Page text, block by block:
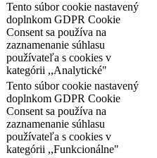
Tento súbor cookie nastavený
doplnkom GDPR Cookie
Consent sa používa na
zaznamenanie súhlasu
používateľa s cookies v
kategórii ,,Analytické"
Tento súbor cookie nastavený
doplnkom GDPR Cookie
Consent sa používa na
zaznamenanie súhlasu
používateľa s cookies v
kategórii ,,Funkcionálne"